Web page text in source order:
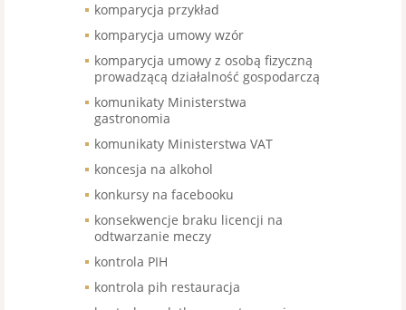
komparycja przykład
komparycja umowy wzór
komparycja umowy z osobą fizyczną
prowadzącą działalność gospodarczą
komunikaty Ministerstwa
gastronomia
komunikaty Ministerstwa VAT
koncesja na alkohol
konkursy na facebooku
konsekwencje braku licencji na
odtwarzanie meczy
kontrola PIH
kontrola pih restauracja